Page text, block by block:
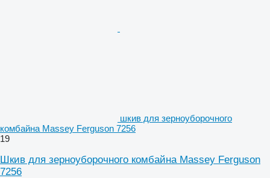
шкив для зерноуборочного
комбайна Massey Ferguson 7256
19
Шкив для зерноуборочного комбайна Massey Ferguson
7256